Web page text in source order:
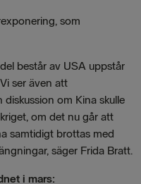
som
består av USA uppstår
ser även att
om Kina skulle
om det nu går att
samtidigt brottas med
säger Frida Bratt.
i mars: